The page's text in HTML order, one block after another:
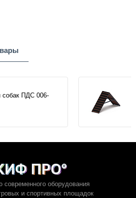
собак ПДС 006-
современного оборудования
и спортивных площадок